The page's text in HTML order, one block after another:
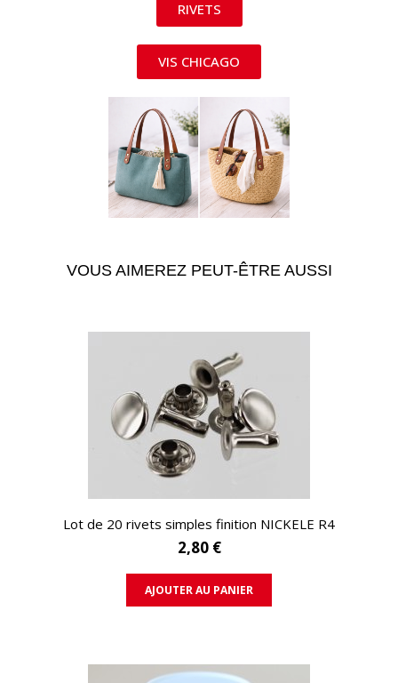
RIVETS
VIS CHICAGO
VOUS AIMEREZ PEUT-ÊTRE AUSSI
APERÇU RAPIDE
Lot de 20 rivets simples finition NICKELE R4
2,80 €
AJOUTER AU PANIER